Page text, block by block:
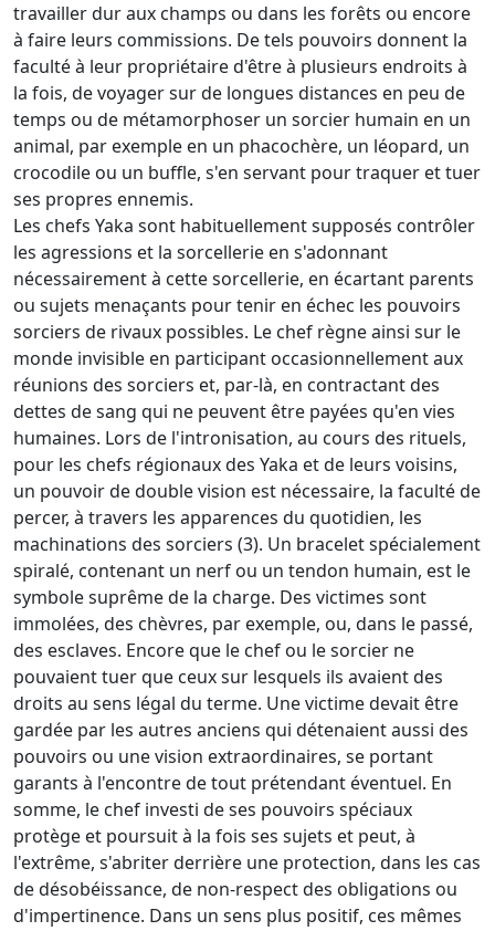
travailler dur aux champs ou dans les forêts ou encore
à faire leurs commissions. De tels pouvoirs donnent la
faculté à leur propriétaire d'être à plusieurs endroits à
la fois, de voyager sur de longues distances en peu de
temps ou de métamorphoser un sorcier humain en un
animal, par exemple en un phacochère, un léopard, un
crocodile ou un buffle, s'en servant pour traquer et tuer
ses propres ennemis.
Les chefs Yaka sont habituellement supposés contrôler
les agressions et la sorcellerie en s'adonnant
nécessairement à cette sorcellerie, en écartant parents
ou sujets menaçants pour tenir en échec les pouvoirs
sorciers de rivaux possibles. Le chef règne ainsi sur le
monde invisible en participant occasionnellement aux
réunions des sorciers et, par-là, en contractant des
dettes de sang qui ne peuvent être payées qu'en vies
humaines. Lors de l'intronisation, au cours des rituels,
pour les chefs régionaux des Yaka et de leurs voisins,
un pouvoir de double vision est nécessaire, la faculté de
percer, à travers les apparences du quotidien, les
machinations des sorciers (3). Un bracelet spécialement
spiralé, contenant un nerf ou un tendon humain, est le
symbole suprême de la charge. Des victimes sont
immolées, des chèvres, par exemple, ou, dans le passé,
des esclaves. Encore que le chef ou le sorcier ne
pouvaient tuer que ceux sur lesquels ils avaient des
droits au sens légal du terme. Une victime devait être
gardée par les autres an­ciens qui détenaient aussi des
pouvoirs ou une vision extraordinaires, se portant
garants à l'encontre de tout prétendant éventuel. En
somme, le chef investi de ses pouvoirs spéciaux
protège et poursuit à la fois ses sujets et peut, à
l'extrême, s'abriter derrière une protection, dans les cas
de désobéissance, de non-respect des obligations ou
d'impertinence. Dans un sens plus positif, ces mêmes